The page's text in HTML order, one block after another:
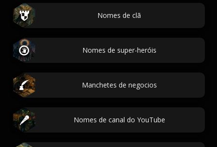
Nomes de clã
Nomes de super-heróis
Manchetes de negocios
Nomes de canal do YouTube